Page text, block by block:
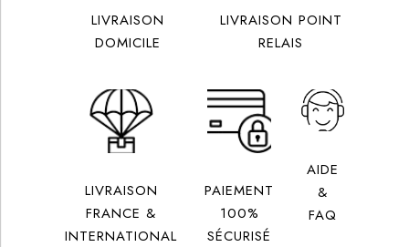
LIVRAISON
DOMICILE
LIVRAISON POINT
RELAIS
LIVRAISON
FRANCE &
INTERNATIONAL
PAIEMENT
100%
SÉCURISÉ
AIDE
&
FAQ